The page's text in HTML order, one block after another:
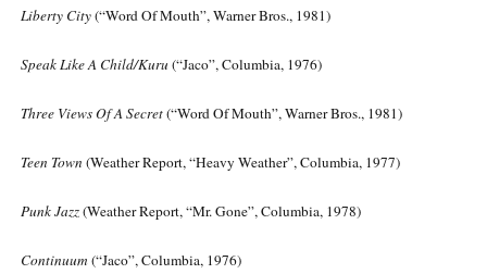
Liberty City(“Word Of Mouth”, Warner Bros., 1981)
Speak Like A Child/Kuru (“Jaco”, Columbia, 1976)
Three Views Of A Secret(“Word Of Mouth”, Warner Bros., 1981)
Teen Town (Weather Report, “Heavy Weather”, Columbia, 1977)
Punk Jazz(Weather Report, “Mr. Gone”, Columbia, 1978)
Continuum(“Jaco”, Columbia, 1976)